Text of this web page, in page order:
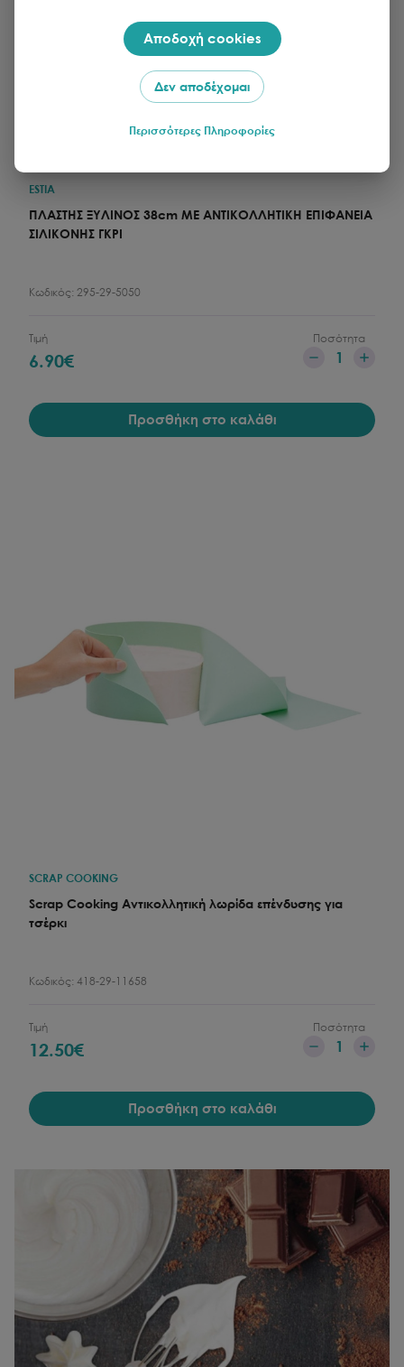
ESTIA
ΠΛΑΣΤΗΣ ΞΥΛΙΝΟΣ 38cm ΜΕ ΑΝΤΙΚΟΛΛΗΤΙΚΗ ΕΠΙΦΑΝΕΙΑ
ΣΙΛΙΚΟΝΗΣ ΓΚΡΙ
Κωδικός: 295-29-5050
Τιμή
6.90€
Ποσότητα
1
Προσθήκη στο καλάθι
SCRAP COOKING
Scrap Cooking Αντικολλητική λωρίδα επένδυσης για
τσέρκι
Κωδικός: 418-29-11658
Τιμή
12.50€
Ποσότητα
1
Προσθήκη στο καλάθι
Αποδοχή cookies
Δεν αποδέχομαι
Περισσότερες Πληροφορίες